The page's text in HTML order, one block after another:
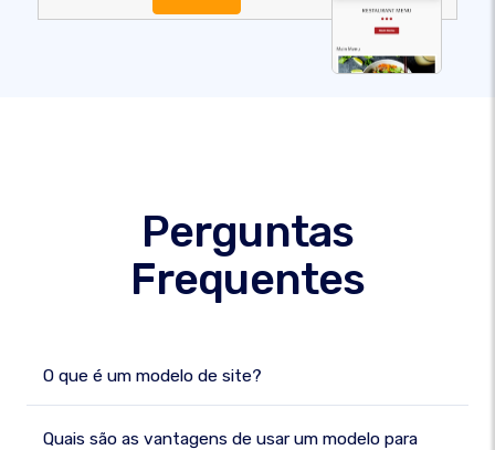
Perguntas
Frequentes
O que é um modelo de site?
Quais são as vantagens de usar um modelo para